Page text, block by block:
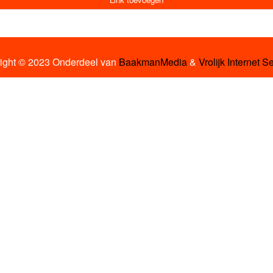
© 2023 Onderdeel van BaakmanMedia& Vrolijk Internet